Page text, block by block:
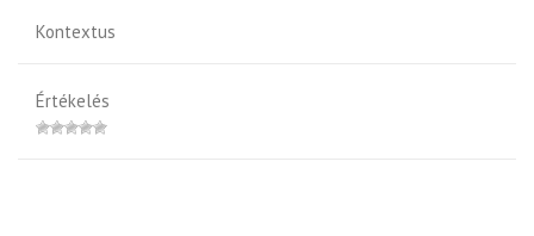
Kontextus
Értékelés